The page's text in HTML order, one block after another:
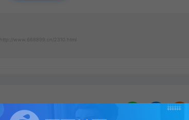
http://www.668899.cn/2310.html
生成海报